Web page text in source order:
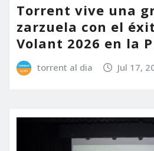
Torrent vive una
zarzuela con el
Volant 2026 en la
torrent al dia Jul 17,